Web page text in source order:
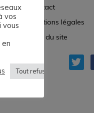
Contact
Mentions légales
Plan du site
vos
vous
Tout refuser